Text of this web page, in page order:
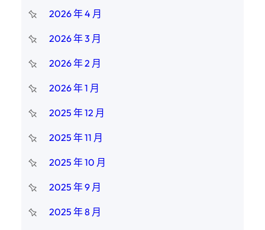
2026 年 4 月
2026 年 3 月
2026 年 2 月
2026 年 1 月
2025 年 12 月
2025 年 11 月
2025 年 10 月
2025 年 9 月
2025 年 8 月